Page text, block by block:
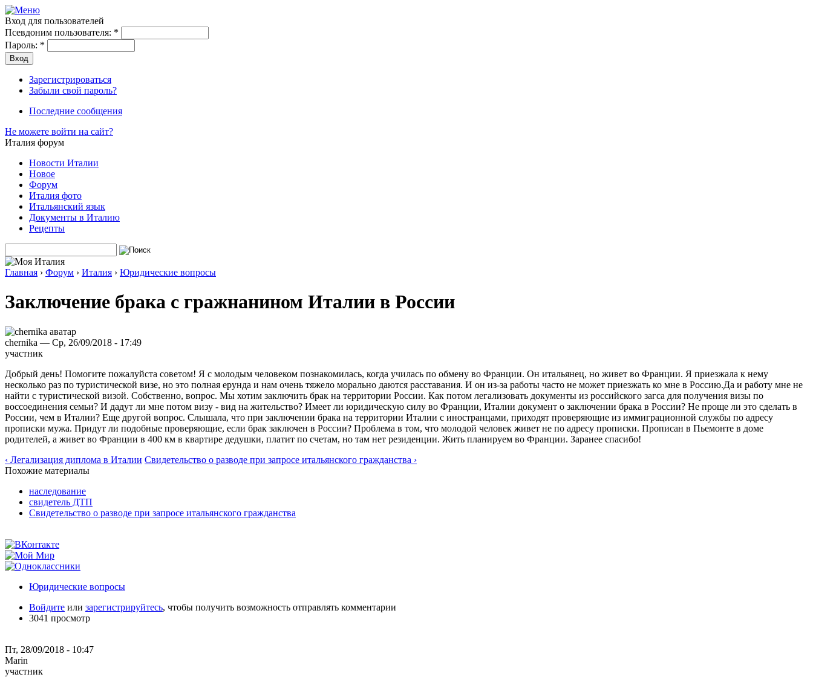
Вход для пользователей
Псевдоним пользователя: *
Пароль: *
Зарегистрироваться
Забыли свой пароль?
Последние сообщения
Не можете войти на сайт?
Италия форум
Новости Италии
Новое
Форум
Италия фото
Итальянский язык
Документы в Италию
Рецепты
Главная › Форум › Италия › Юридические вопросы
Заключение брака с гражнанином Италии в России
chernika — Ср, 26/09/2018 - 17:49
участник
Добрый день! Помогите пожалуйста советом! Я с молодым человеком познакомилась, когда училась по обмену во Франции. Он итальянец, но живет во Франции. Я приезжала к нему
несколько раз по туристической визе, но это полная ерунда и нам очень тяжело морально даются расставания. И он из-за работы часто не может приезжать ко мне в Россию.Да и работу мне не
найти с туристической визой. Собственно, вопрос. Мы хотим заключить брак на территории России. Как потом легализовать документы из российского загса для получения визы по
воссоединения семьи? И дадут ли мне потом визу - вид на жительство? Имеет ли юридическую силу во Франции, Италии документ о заключении брака в России? Не проще ли это сделать в
России, чем в Италии? Еще другой вопрос. Слышала, что при заключении брака на территории Италии с иностранцами, приходят проверяющие из иммиграционной службы по адресу
прописки мужа. Придут ли подобные проверяющие, если брак заключен в России? Проблема в том, что молодой человек живет не по адресу прописки. Прописан в Пьемонте в доме
родителей, а живет во Франции в 400 км в квартире дедушки, платит по счетам, но там нет резиденции. Жить планируем во Франции. Заранее спасибо!
‹ Легализация диплома в Италии Свидетельство о разводе при запросе итальянского гражданства ›
Похожие материалы
наследование
свидетель ДТП
Свидетельство о разводе при запросе итальянского гражданства
Юридические вопросы
Войдите или зарегистрируйтесь, чтобы получить возможность отправлять комментарии
3041 просмотр
Пт, 28/09/2018 - 10:47
Marin
участник